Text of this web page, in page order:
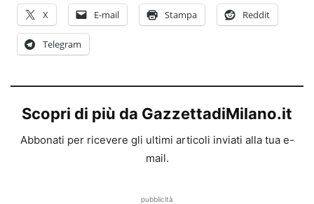
X E-mail Stampa Reddit
Telegram
Scopri di più da GazzettadiMilano.it
Abbonati per ricevere gli ultimi articoli inviati alla tua e-
mail.
pubblicità